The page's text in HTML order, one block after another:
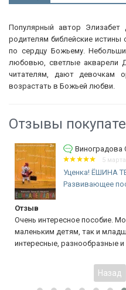
Популярный автор
родителям библейские
по сердцу Божьему.
любовью, светлые акварели
читателям, дают девочкам
возрастать в Божьей любви.
Отзывы
Виноградова
5
Уценка! ЁШИНА
Развивающее
Отзыв
Очень интересное пособие.
маленьким детям, так и
интересные, разнообразные и
Назад